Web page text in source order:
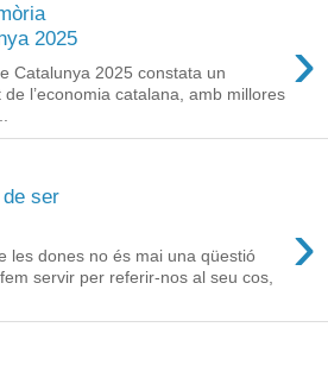
2025
›
Catalunya 2025 constata un
l’economia catalana, amb millores
ser
›
les dones no és mai una qüestió
servir per referir-nos al seu cos,